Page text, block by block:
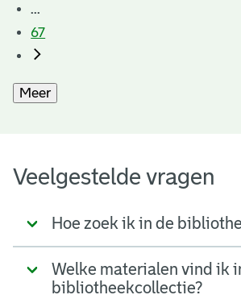
...
67
Meer
Veelgestelde vragen
Hoe zoek ik in de
Welke materialen vind ik
bibliotheekcollectie?